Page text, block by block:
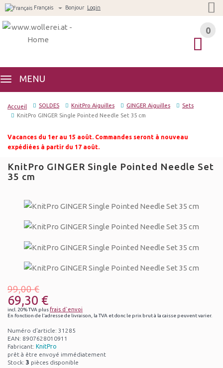
Français Bonjour Login
0
MENU
0
Accueil SOLDES KnitPro Aiguilles GINGER Aiguilles
Sets
KnitPro GINGER Single Pointed Needle Set 35 cm
Vacances du 1er au 15 août. Commandes seront à nouveau
expédiées à partir du 17 août.
KnitPro GINGER Single Pointed Needle Set
35 cm
99,00 €
69,30 €
incl. 20% TVA plusfrais d`envoi
En fonction de l'adresse de livraison, la TVA et donc le prix brut à la caisse peuvent varier.
Numéro d'article: 31285
EAN: 8907628010911
Fabricant: KnitPro
prêt à être envoyé immédiatement
Stock: 3 pièces disponible